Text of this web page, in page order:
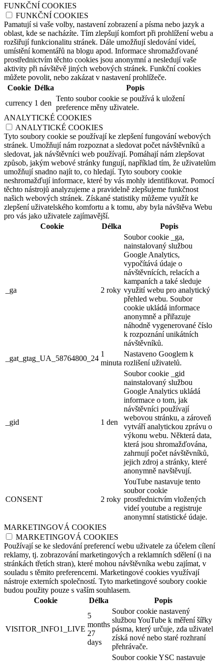
FUNKČNÍ COOKIES
FUNKČNÍ COOKIES
Pamatují si vaše volby, nastavení zobrazení a písma nebo jazyk a
oblast, kde se nacházíte. Tím zlepšují komfort při prohlížení webu a
rozšiřují funkcionalitu stránek. Dále umožňují sledování videí,
umístění komentářů na blogu apod. Informace shromažďované
prostřednictvím těchto cookies jsou anonymní a nesledují vaše
aktivity při návštěvě jiných webových stránek. Funkční cookies
můžete povolit, nebo zakázat v nastavení prohlížeče.
Cookie Délka
Popis
currency 1 den
Tento soubor cookie se používá k uložení
preference měny uživatele.
ANALYTICKÉ COOKIES
ANALYTICKÉ COOKIES
Tyto soubory cookie se používají ke zlepšení fungování webových
stránek. Umožňují nám rozpoznat a sledovat počet návštěvníků a
sledovat, jak návštěvníci web používají. Pomáhají nám zlepšovat
způsob, jakým webové stránky fungují, například tím, že uživatelům
umožňují snadno najít to, co hledají. Tyto soubory cookie
neshromažďují informace, které by vás mohly identifikovat. Pomocí
těchto nástrojů analyzujeme a pravidelně zlepšujeme funkčnost
našich webových stránek. Získané statistiky můžeme využít ke
zlepšení uživatelského komfortu a k tomu, aby byla návštěva Webu
pro vás jako uživatele zajímavější.
Cookie
Délka Popis
_ga 2 roky
Soubor cookie _ga,
nainstalovaný službou
Google Analytics,
vypočítává údaje o
návštěvnících, relacích a
kampaních a také sleduje
využití webu pro analytický
přehled webu. Soubor
cookie ukládá informace
anonymně a přiřazuje
náhodně vygenerované číslo
k rozpoznání unikátních
návštěvníků.
_gat_gtag_UA_58764800_24
1
minuta
Nastaveno Googlem k
rozlišení uživatelů.
_gid 1 den
Soubor cookie _gid
nainstalovaný službou
Google Analytics ukládá
informace o tom, jak
návštěvníci používají
webovou stránku, a zároveň
vytváří analytickou zprávu o
výkonu webu. Některá data,
která jsou shromažďována,
zahrnují počet návštěvníků,
jejich zdroj a stránky, které
anonymně navštěvují.
CONSENT 2 roky
YouTube nastavuje tento
soubor cookie
prostřednictvím vložených
videí youtube a registruje
anonymní statistické údaje.
MARKETINGOVÁ COOKIES
MARKETINGOVÁ COOKIES
Používají se ke sledování preferencí webu uživatele za účelem cílení
reklamy, tj. zobrazování marketingových a reklamních sdělení (i na
stránkách třetích stran), které mohou návštěvníka webu zajímat, v
souladu s těmito preferencemi. Marketingové cookies využívají
nástroje externích společností. Tyto marketingové soubory cookie
budou použity pouze s vaším souhlasem.
Cookie
Délka Popis
VISITOR_INFO1_LIVE
5
months
27
days
Soubor cookie nastavený
službou YouTube k měření šířky
pásma, který určuje, zda uživatel
získá nové nebo staré rozhraní
přehrávače.
Soubor cookie YSC nastavuje